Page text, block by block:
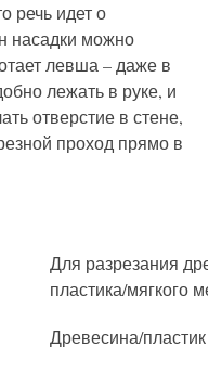
речь идет о
насадки можно
левша – даже в
лежать в руке, и
отверстие в стене,
проход прямо в
Для разрезания
пластика/мягкого
Древесина/пластик